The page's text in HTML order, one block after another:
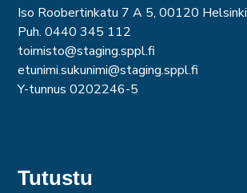
Iso Roobertinkatu 7 A 5, 00120 Helsinki
Puh. 0440 345 112
toimisto@staging.sppl.fi
etunimi.sukunimi@staging.sppl.fi
Y-tunnus 0202246-5
Tutustu